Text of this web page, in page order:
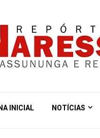
INICIAL NOTÍCIAS